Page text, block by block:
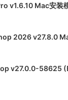
v1.6.10 Mac安装
2026 v27.8.0
v27.0.0-58625